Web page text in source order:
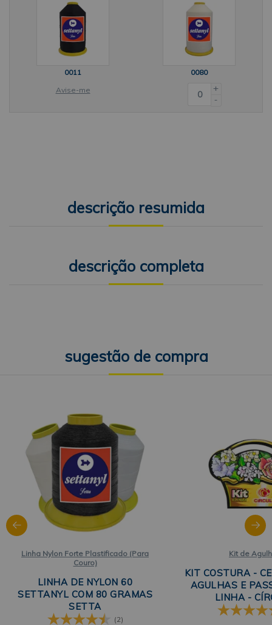
0011
Avise-me
0080
+
-
descrição resumida
descrição completa
Linha Nylon Forte Plastificado (Para
Couro)
LINHA DE NYLON 60
SETTANYL COM 80 GRAMAS
SETTA
(2)
Kit de
KIT COSTURA -
AGULHAS E
LINHA -